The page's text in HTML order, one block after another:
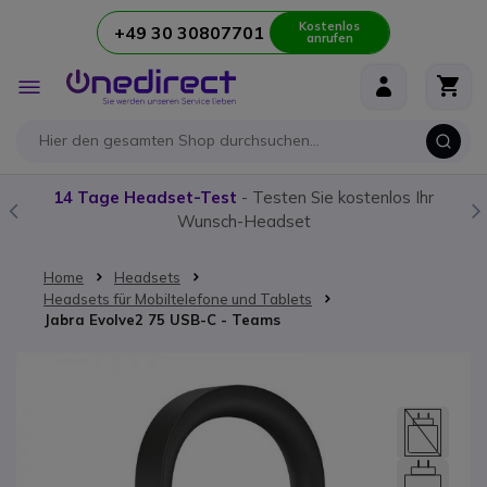
Zum Inhalt springen+49 30 30807701 Kostenlos
anrufen
Navigation
umschalten
Headset-Test- Testen Sie kostenlos Ihr
Wunsch-Headset
Unser
Home
Headsets
Headsets für Mobiltelefone und Tablets
Jabra Evolve2 75 USB-C - Teams